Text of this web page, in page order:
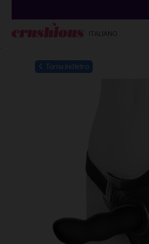
`
ITALIANO
Torna indietro